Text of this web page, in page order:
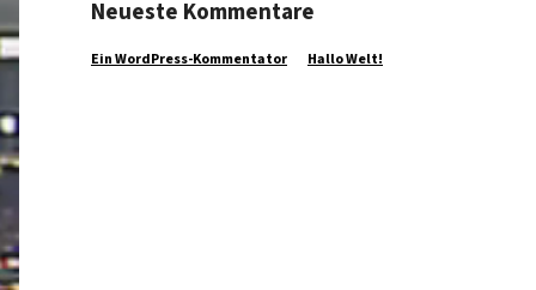
Neueste Kommentare
Ein WordPress-Kommentator Hallo Welt!